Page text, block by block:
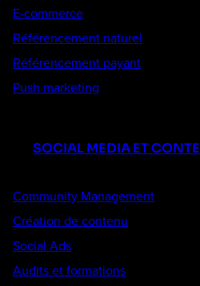
E-commerce
Référencement naturel
Référencement payant
Push marketing
SOCIAL MEDIA ET
Community Management
Création de contenu
Social Ads
Audits et formations